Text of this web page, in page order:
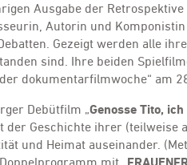
Ausgabe der
Autorin und
Gezeigt werden alle
sind. Ihre beiden
dokumentarfilmwoche“ am
Debütfilm „Genosse Tito,
der Geschichte ihrer (teilweise
und Heimat auseinander.